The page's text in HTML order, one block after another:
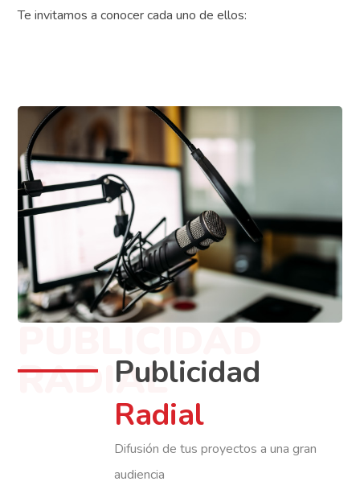
Te invitamos a conocer cada uno de ellos:
PUBLICIDAD
RADIALPublicidad
Radial
Difusión de tus proyectos a una gran
audiencia